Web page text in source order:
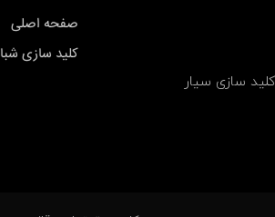
سازی سیار
صفحه اصلی
کلید سازی